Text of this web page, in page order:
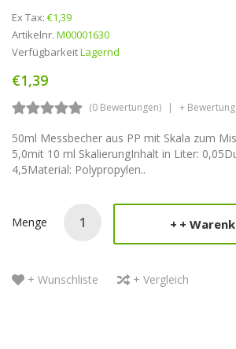
Ex Tax: €1,39
Artikelnr. M00001630
VerfügbarkeitLagernd
€1,39
(0 Bewertungen) + Bewertung
50ml Messbecher aus PP mit Skala zum
5,0mit 10 ml SkalierungInhalt in Liter:
4,5Material: Polypropylen..
Menge +
+ Wunschliste + Vergleich